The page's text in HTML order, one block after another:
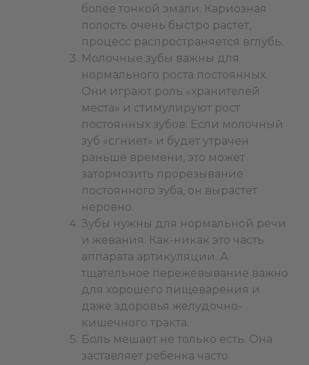
более тонкой эмали. Кариозная
полость очень быстро растет,
процесс распространяется вглубь.
Молочные зубы важны для
нормального роста постоянных.
Они играют роль «хранителей
места» и стимулируют рост
постоянных зубов. Если молочный
зуб «сгниет» и будет утрачен
раньше времени, это может
затормозить прорезывание
постоянного зуба, он вырастет
неровно.
Зубы нужны для нормальной речи
и жевания. Как-никак это часть
аппарата артикуляции. А
тщательное пережевывание важно
для хорошего пищеварения и
даже здоровья желудочно-
кишечного тракта.
Боль мешает не только есть. Она
заставляет ребенка часто